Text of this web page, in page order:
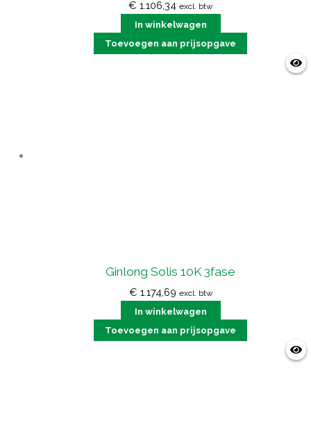
€ 1.106,34 excl. btw
In winkelwagen
Toevoegen aan prijsopgave
Ginlong Solis 10K 3fase
€ 1.174,69 excl. btw
In winkelwagen
Toevoegen aan prijsopgave